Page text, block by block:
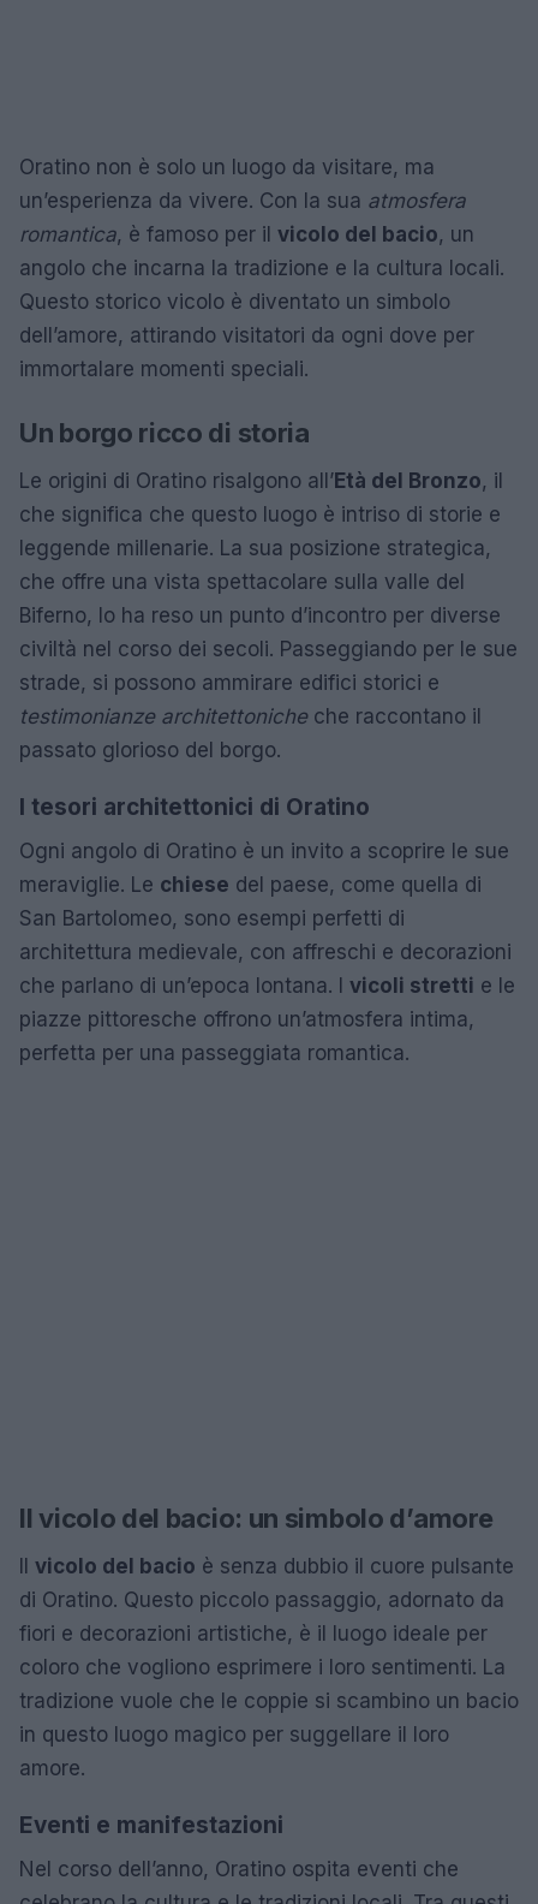
Oratino non è solo un luogo da visitare, ma
un’esperienza da vivere. Con la sua atmosfera
romantica, è famoso per il vicolo del bacio, un
angolo che incarna la tradizione e la cultura locali.
Questo storico vicolo è diventato un simbolo
dell’amore, attirando visitatori da ogni dove per
immortalare momenti speciali.
Un borgo ricco di storia
Le origini di Oratino risalgono all’Età del Bronzo, il
che significa che questo luogo è intriso di storie e
leggende millenarie. La sua posizione strategica,
che offre una vista spettacolare sulla valle del
Biferno, lo ha reso un punto d’incontro per diverse
civiltà nel corso dei secoli. Passeggiando per le sue
strade, si possono ammirare edifici storici e
testimonianze architettonicheche raccontano il
passato glorioso del borgo.
I tesori architettonici di Oratino
Ogni angolo di Oratino è un invito a scoprire le sue
meraviglie. Le chiese del paese, come quella di
San Bartolomeo, sono esempi perfetti di
architettura medievale, con affreschi e decorazioni
che parlano di un’epoca lontana. I vicoli stretti e le
piazze pittoresche offrono un’atmosfera intima,
perfetta per una passeggiata romantica.
Il vicolo del bacio: un simbolo d’amore
Il vicolo del bacio è senza dubbio il cuore pulsante
di Oratino. Questo piccolo passaggio, adornato da
fiori e decorazioni artistiche, è il luogo ideale per
coloro che vogliono esprimere i loro sentimenti. La
tradizione vuole che le coppie si scambino un bacio
in questo luogo magico per suggellare il loro
amore.
Eventi e manifestazioni
Nel corso dell’anno, Oratino ospita eventi che